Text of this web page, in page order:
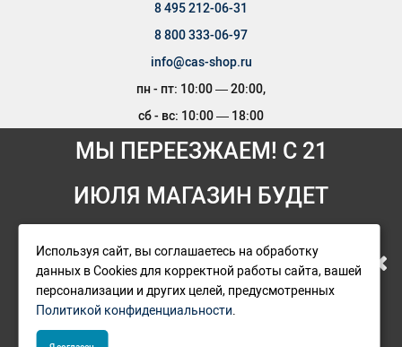
МЫ ПЕРЕЕЗЖАЕМ! С 21
ИЮЛЯ МАГАЗИН БУДЕТ
РАБОТАТЬ ПО НОВОМУ
АДРЕСУ. ПОДРОБНАЯ
ИНФОРМАЦИЯ О ПЕРЕЕЗДЕ
8 495 212-06-31
8 800 333-06-97
info@cas-shop.ru
пн - пт: 10:00 — 20:00,
сб - вс: 10:00 — 18:00
Используя сайт, вы соглашаетесь на обработку
данных в Cookies для корректной работы сайта, вашей
персонализации и других целей, предусмотренных
Политикой конфиденциальности.